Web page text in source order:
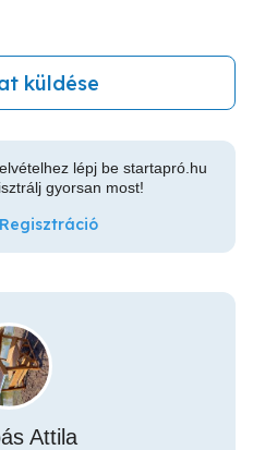
küldése
lépj be startapró.hu
gyorsan most!
Attila